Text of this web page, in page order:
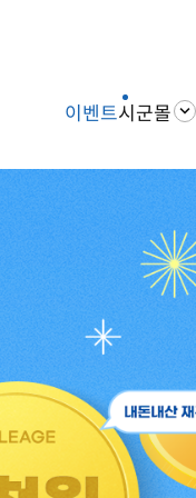
이벤트시군몰